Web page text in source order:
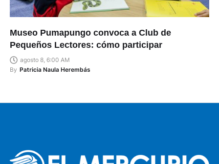
Museo Pumapungo convoca a Club de
Pequeños Lectores: cómo participar
agosto 8, 6:00 AM
By Patricia Naula Herembás